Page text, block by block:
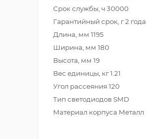
Срок службы, ч 30000
Гарантийный срок, г 2 года
Длина, мм 1195
Ширина, мм 180
Высота, мм 19
Вес единицы, кг 1.21
Угол рассеяния 120
Тип светодиодов SMD
Материал корпуса Металл